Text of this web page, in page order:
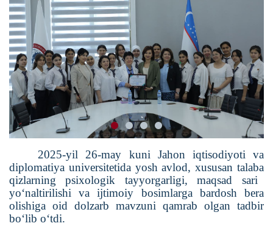
2025-yil 26-may kuni Jahon iqtisodiyoti va
diplomatiya universitetida yosh avlod, xususan talaba
qizlarning psixologik tayyorgarligi, maqsad sari
yo‘naltirilishi va ijtimoiy bosimlarga bardosh bera
olishiga oid dolzarb mavzuni qamrab olgan tadbir
bo‘lib o‘tdi.